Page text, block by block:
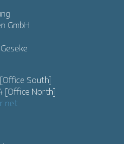
GmbH
South]
[Office North]